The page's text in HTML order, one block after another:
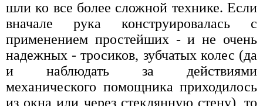
шли ко все более сложной технике. Если
вначале рука конструировалась с
применением простейших - и не очень
надежных - тросиков, зубчатых колес (да
и наблюдать за действиями
механического помощника приходилось
из окна или через стеклянную стену), то